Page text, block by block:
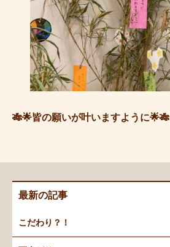
🎋🌟皆の願いが叶いますように🌟🎋
最新の記事
こだわり？！